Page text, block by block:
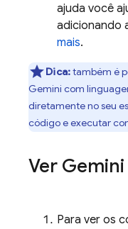
ajuda você
adicionando
mais.
Dica:também é
Gemini com
diretamente no seu
código e executar
Ver Gemini
Para ver os